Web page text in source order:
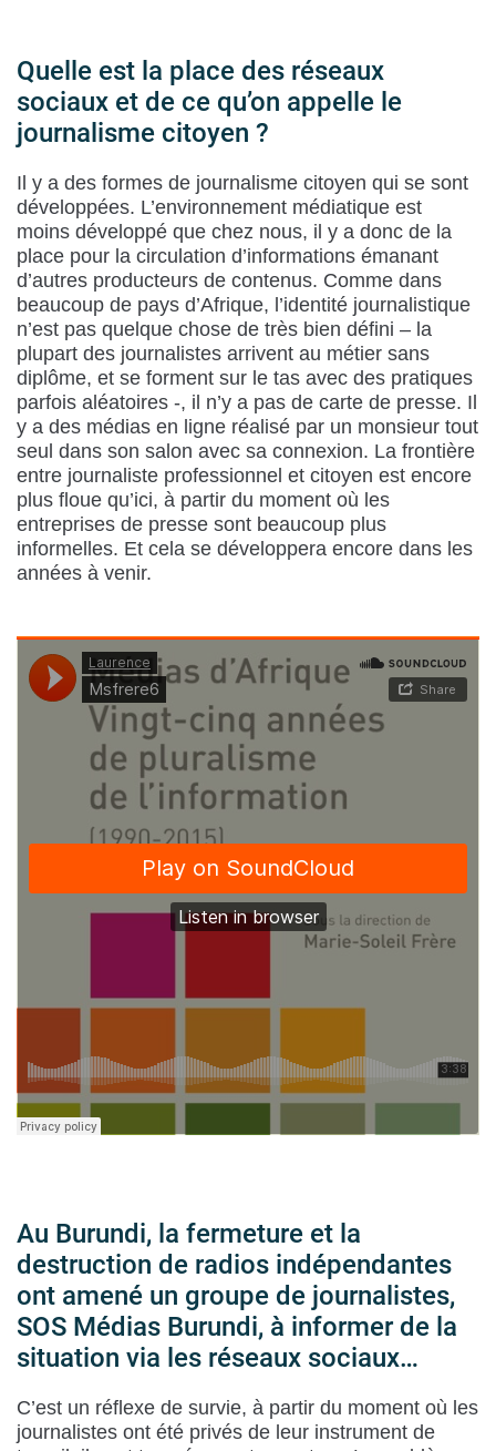
Quelle est la place des réseaux
sociaux et de ce qu’on appelle le
journalisme citoyen ?
Il y a des formes de journalisme citoyen qui se sont
développées. L’environnement médiatique est
moins développé que chez nous, il y a donc de la
place pour la circulation d’informations émanant
d’autres producteurs de contenus. Comme dans
beaucoup de pays d’Afrique, l’identité journalistique
n’est pas quelque chose de très bien défini – la
plupart des journalistes arrivent au métier sans
diplôme, et se forment sur le tas avec des pratiques
parfois aléatoires -, il n’y a pas de carte de presse. Il
y a des médias en ligne réalisé par un monsieur tout
seul dans son salon avec sa connexion. La frontière
entre journaliste professionnel et citoyen est encore
plus floue qu’ici, à partir du moment où les
entreprises de presse sont beaucoup plus
informelles. Et cela se développera encore dans les
années à venir.
Au Burundi, la fermeture et la
destruction de radios indépendantes
ont amené un groupe de journalistes,
SOS Médias Burundi, à informer de la
situation via les réseaux sociaux…
C’est un réflexe de survie, à partir du moment où les
journalistes ont été privés de leur instrument de